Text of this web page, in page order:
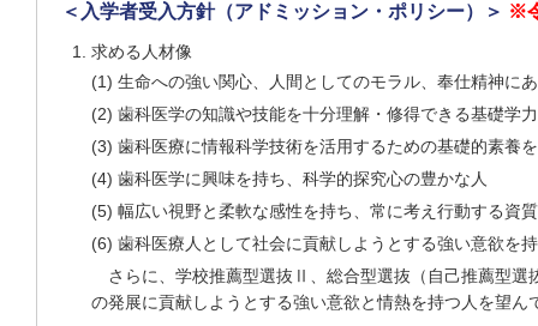
＜入学者受入方針（アドミッション・ポリシー）＞ ※
求める人材像
(1) 生命への強い関心、人間としてのモラル、奉仕精神に
(2) 歯科医学の知識や技能を十分理解・修得できる基礎学
(3) 歯科医療に情報科学技術を活用するための基礎的素養
(4) 歯科医学に興味を持ち、科学的探究心の豊かな人
(5) 幅広い視野と柔軟な感性を持ち、常に考え行動する資
(6) 歯科医療人として社会に貢献しようとする強い意欲を
さらに、学校推薦型選抜Ⅱ、総合型選抜（自己推薦型選
の発展に貢献しようとする強い意欲と情熱を持つ人を望ん